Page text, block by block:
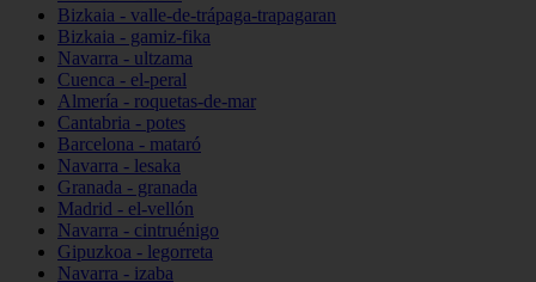
Bizkaia - valle-de-trápaga-trapagaran
Bizkaia - gamiz-fika
Navarra - ultzama
Cuenca - el-peral
Almería - roquetas-de-mar
Cantabria - potes
Barcelona - mataró
Navarra - lesaka
Granada - granada
Madrid - el-vellón
Navarra - cintruénigo
Gipuzkoa - legorreta
Navarra - izaba